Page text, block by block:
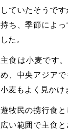
していたそうで
持ち、季節によ
した。
主食は小麦です
め、中央アジア
小麦もよく見かけ
遊牧民の携行食
広い範囲で主食